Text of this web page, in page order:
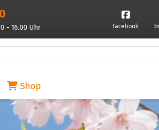
- 16.00 Uhr Facebook
Shop